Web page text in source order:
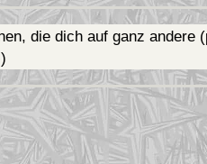
die dich auf ganz andere